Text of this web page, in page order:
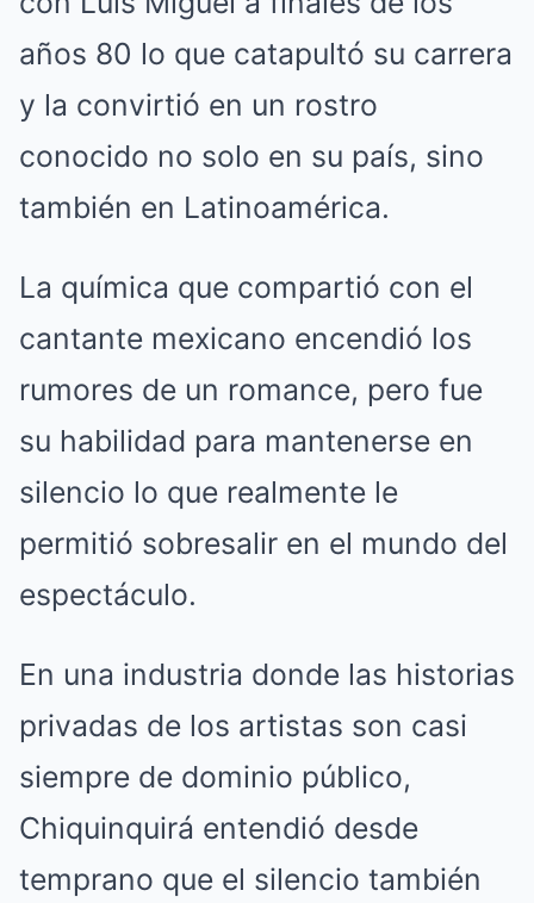
años 80 lo que catapultó su carrera
y la convirtió en un rostro
conocido no solo en su país, sino
también en Latinoamérica.
La química que compartió con el
cantante mexicano encendió los
rumores de un romance, pero fue
su habilidad para mantenerse en
silencio lo que realmente le
permitió sobresalir en el mundo del
espectáculo.
En una industria donde las historias
privadas de los artistas son casi
siempre de dominio público,
Chiquinquirá entendió desde
temprano que el silencio también